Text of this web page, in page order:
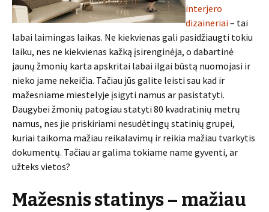
interjero
dizaineriai– tai
labai laimingas laikas. Ne kiekvienas gali pasidžiaugti tokiu
laiku, nes ne kiekvienas kažką įsirenginėja, o dabartinė
jaunų žmonių karta apskritai labai ilgai būstą nuomojasi ir
nieko jame nekeičia. Tačiau jūs galite leisti sau kad ir
mažesniame miestelyje įsigyti namus ar pasistatyti.
Daugybei žmonių patogiau statyti 80 kvadratinių metrų
namus, nes jie priskiriami nesudėtingų statinių grupei,
kuriai taikoma mažiau reikalavimų ir reikia mažiau tvarkytis
dokumentų. Tačiau ar galima tokiame name gyventi, ar
užteks vietos?
Mažesnis statinys – mažiau